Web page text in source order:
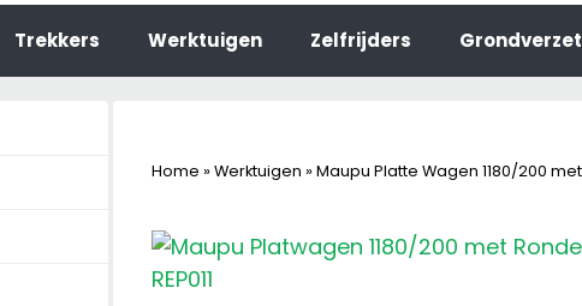
Trekkers Werktuigen Zelfrijders Grondverzet
Home » Werktuigen » Maupu Platte Wagen 1180/200